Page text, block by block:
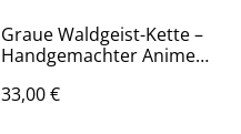
Graue Waldgeist-Kette –
Handgemachter Anime
33,00 €